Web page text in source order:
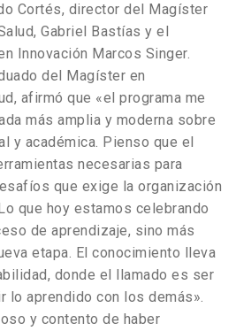
Cortés, director del Magíster
Gabriel Bastías y el
Innovación Marcos Singer.
del Magíster en
afirmó que «el programa me
más amplia y moderna sobre
y académica. Pienso que el
necesarias para
que exige la organización
que hoy estamos celebrando
de aprendizaje, sino más
etapa. El conocimiento lleva
donde el llamado es ser
lo aprendido con los demás».
y contento de haber